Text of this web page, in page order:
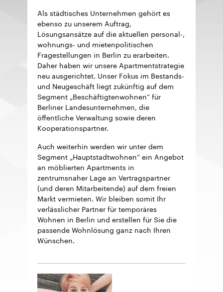
Als städtisches Unternehmen gehört es
ebenso zu unserem Auftrag,
Lösungsansätze auf die aktuellen personal-,
wohnungs- und mietenpolitischen
Fragestellungen in Berlin zu erarbeiten.
Daher haben wir unsere Apartmentstrategie
neu ausgerichtet. Unser Fokus im Bestands-
und Neugeschäft liegt zukünftig auf dem
Segment „Beschäftigtenwohnen“ für
Berliner Landesunternehmen, die
öffentliche Verwaltung sowie deren
Kooperationspartner.
Auch weiterhin werden wir unter dem
Segment „Hauptstadtwohnen“ ein Angebot
an möblierten Apartments in
zentrumsnaher Lage an Vertragspartner
(und deren Mitarbeitende) auf dem freien
Markt vermieten. Wir bleiben somit Ihr
verlässlicher Partner für temporäres
Wohnen in Berlin und erstellen für Sie die
passende Wohnlösung ganz nach Ihren
Wünschen.